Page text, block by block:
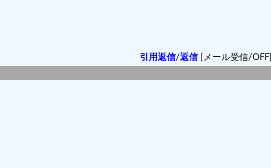
引用返信/返信[メール受信/OFF]